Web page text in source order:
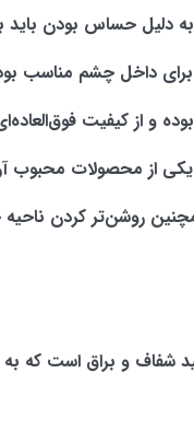
به دلیل حساس بودن
برای داخل چشم مناسب
و از کیفیت
یکی از محصولات محبوب
روشن‌تر کردن
شفاف و براق است